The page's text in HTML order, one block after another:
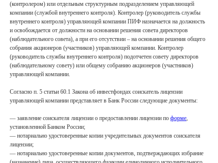
(контролером) или отдельным структурным подразделением управляющей
компании (службой внутреннего контроля). Контролер (руководитель службы
внутреннего контроля) управляющей компании ПИФ назначается на должность
и освобождается от должности на основании решения совета директоров
(наблюдательного совета), а при его отсутствии – на основании решения общего
собрания акционеров (участников) управляющей компании. Контролер
(руководитель службы внутреннего контроля) подотчетен совету директоров
(наблюдательному совету) или общему собранию акционеров (участников)
управляющей компании.
Согласно п. 5 статьи 60.1 Закона об инвестфондах соискатель лицензии
управляющей компании представляет в Банк России следующие документы:
— заявление соискателя лицензии о предоставлении лицензии по форме,
установленной Банком России;
— нотариально удостоверенные копии учредительных документов соискателя
лицензии;
— нотариально удостоверенные копии документов, подтверждающих избрание